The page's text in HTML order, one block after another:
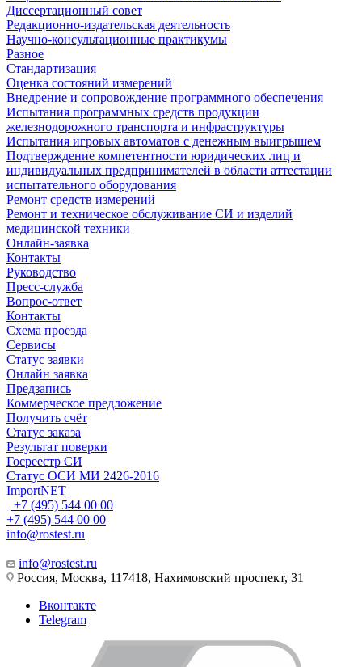
Диссертационный совет
Редакционно-издательская деятельность
Научно-консультационные практикумы
Разное
Стандартизация
Оценка состояний измерений
Внедрение и сопровождение программного обеспечения
Испытания программных средств продукции
железнодорожного транспорта и инфраструктуры
Испытания игровых автоматов с денежным выигрышем
Подтверждение компетентности юридических лиц и
индивидуальных предпринимателей в области аттестации
испытательного оборудования
Ремонт средств измерений
Ремонт и техническое обслуживание СИ и изделий
медицинской техники
Онлайн-заявка
Контакты
Руководство
Пресс-служба
Вопрос-ответ
Контакты
Схема проезда
Сервисы
Статус заявки
Онлайн заявка
Предзапись
Коммерческое предложение
Получить счёт
Статус заказа
Результат поверки
Госреестр СИ
Статус ОСИ МИ 2426-2016
ImportNET
+7 (495) 544 00 00
+7 (495) 544 00 00
info@rostest.ru
info@rostest.ru
Россия, Москва, 117418, Нахимовский проспект, 31
Вконтакте
Telegram